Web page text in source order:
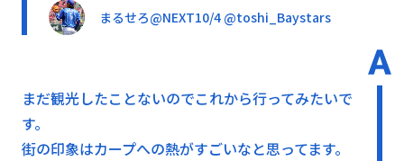
まるせろ@NEXT10/4 @toshi_Baystars
まだ観光したことないのでこれから行ってみたいで
す。
街の印象はカープへの熱がすごいなと思ってます。